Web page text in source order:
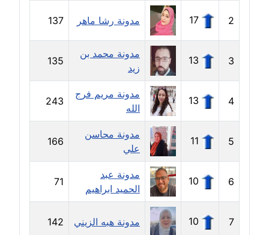
عاملة
مدونة ثائر دالي
مدونة جاد كريم
عاملة
مدونة جلال الخطيب
عاملة
مدونة جهاد عبد الحميد
عاملة
مدونة جهاد غازي
عاملة
2
17 مدونة رشا ماهر 137
3
13
مدونة محمد بن
زيد
135
4
13
مدونة مريم فرج
الله
243
5
11
مدونة محاسن
علي
166
6
10
مدونة عبد
الحميد ابراهيم
71
7
10 مدونة هبه الزيني 142